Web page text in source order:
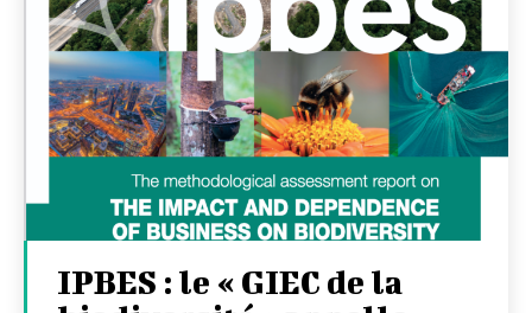
IPBES : le « GIEC de la